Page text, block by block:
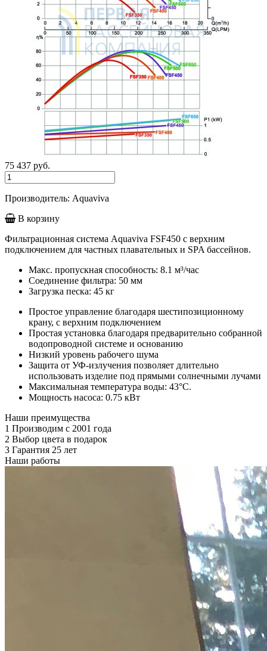
75 437 руб.
Производитель: Aquaviva
В корзину
Фильтрационная система Aquaviva FSF450 с верхним
подключением для частных плавательных и SPA бассейнов.
Макс. пропускная способность: 8.1 м³/час
Соединение фильтра: 50 мм
Загрузка песка: 45 кг
Простое управление благодаря шестипозиционному
крану, с верхним подключением
Простая установка благодаря предварительно собранной
водопроводной системе и основанию
Низкий уровень рабочего шума
Защита от УФ-излучения позволяет длительно
использовать изделие под прямыми солнечными лучами
Максимальная температура воды: 43°С.
Мощность насоса: 0.75 кВт
Наши преимущества
1 Производим с 2001 года
2 Выбор цвета в подарок
3 Гарантия 25 лет
Наши работы